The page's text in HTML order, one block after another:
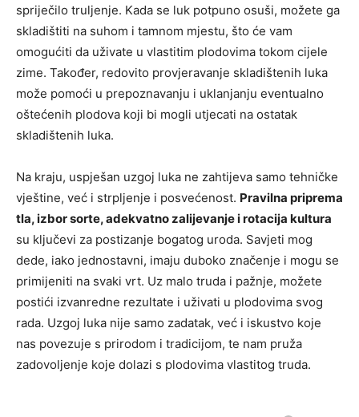
spriječilo truljenje. Kada se luk potpuno osuši, možete ga
skladištiti na suhom i tamnom mjestu, što će vam
omogućiti da uživate u vlastitim plodovima tokom cijele
zime. Također, redovito provjeravanje skladištenih luka
može pomoći u prepoznavanju i uklanjanju eventualno
oštećenih plodova koji bi mogli utjecati na ostatak
skladištenih luka.
Na kraju, uspješan uzgoj luka ne zahtijeva samo tehničke
vještine, već i strpljenje i posvećenost. Pravilna priprema
tla, izbor sorte, adekvatno zalijevanje i rotacija kultura
su ključevi za postizanje bogatog uroda. Savjeti mog
dede, iako jednostavni, imaju duboko značenje i mogu se
primijeniti na svaki vrt. Uz malo truda i pažnje, možete
postići izvanredne rezultate i uživati u plodovima svog
rada. Uzgoj luka nije samo zadatak, već i iskustvo koje
nas povezuje s prirodom i tradicijom, te nam pruža
zadovoljenje koje dolazi s plodovima vlastitog truda.